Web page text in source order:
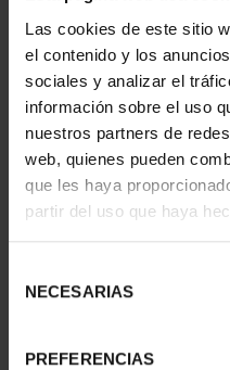
Las cookies de este sitio
el contenido y los
sociales y analizar el
información sobre el uso
nuestros partners de
web, quienes pueden
que les haya
partir del uso que haya
NECESARIAS
PREFERENCIAS
60,00 €
60,00 € * IVA no incl.
NO SUJETO A IVA
Compartir